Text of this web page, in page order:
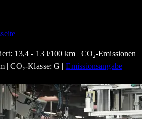
13,4 - 13 l/100 km | CO₂-Emissionen
| CO₂-Klasse: G | Emissionsangabe |